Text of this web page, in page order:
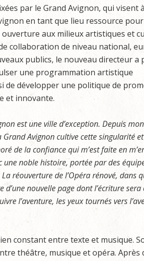
par le Grand Avignon, qui visent à
en tant que lieu ressource
aux milieux artistiques et
collaboration de niveau national,
publics, le nouveau directeur a
une programmation artistique
de développer une politique de
et innovante.
est une ville d’exception. Depuis mon
Grand Avignon cultive cette singularité
de la confiance qui m’est faite en
noble histoire, portée par des
réouverture de l’Opéra rénové, dans
nouvelle page dont l’écriture sera
l’aventure, les yeux tournés vers
constant entre texte et musique.
théâtre, musique et opéra. Après